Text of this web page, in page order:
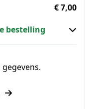
€ 7,00
bestelling